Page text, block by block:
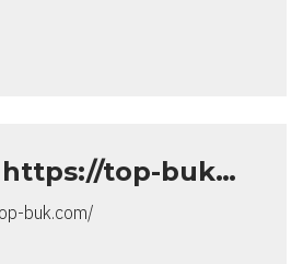
top-buk…
buk.com/